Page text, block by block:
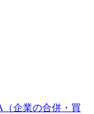
企業の合併・買